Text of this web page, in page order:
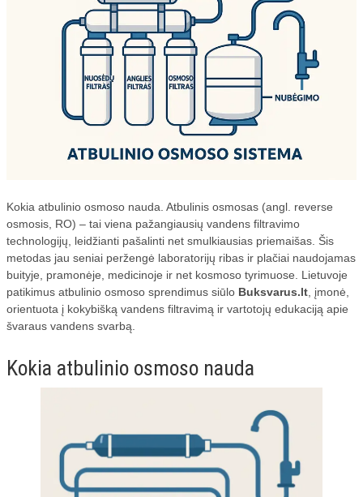
Kokia atbulinio osmoso nauda. Atbulinis osmosas (angl. reverse
osmosis, RO) – tai viena pažangiausių vandens filtravimo
technologijų, leidžianti pašalinti net smulkiausias priemaišas. Šis
metodas jau seniai peržengė laboratorijų ribas ir plačiai naudojamas
buityje, pramonėje, medicinoje ir net kosmoso tyrimuose. Lietuvoje
patikimus atbulinio osmoso sprendimus siūlo Buksvarus.lt , įmonė,
orientuota į kokybišką vandens filtravimą ir vartotojų edukaciją apie
švaraus vandens svarbą.
Kokia atbulinio osmoso nauda